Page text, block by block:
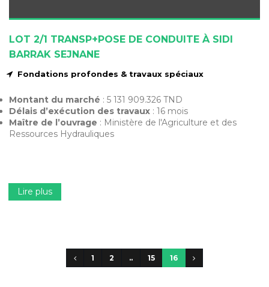
LOT 2/1 TRANSP+POSE DE CONDUITE À SIDI
BARRAK SEJNANE
Fondations profondes & travaux spéciaux
Montant du marché : 5 131 909.326 TND
Délais d’exécution des travaux : 16 mois
Maître de l’ouvrage : Ministère de l'Agriculture et des
Ressources Hydrauliques
Lire plus
1 2 .. 15 16